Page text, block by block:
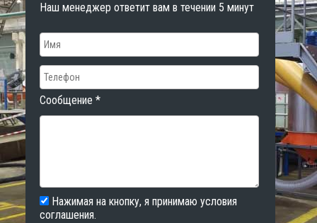
Наш менеджер ответит вам в течении 5 минут
Сообщение *
Нажимая на кнопку, я принимаю условия
соглашения.